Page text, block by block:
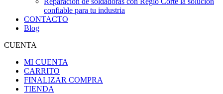
confiable para tu industria
CONTACTO
Blog
CUENTA
MI CUENTA
CARRITO
FINALIZAR COMPRA
TIENDA